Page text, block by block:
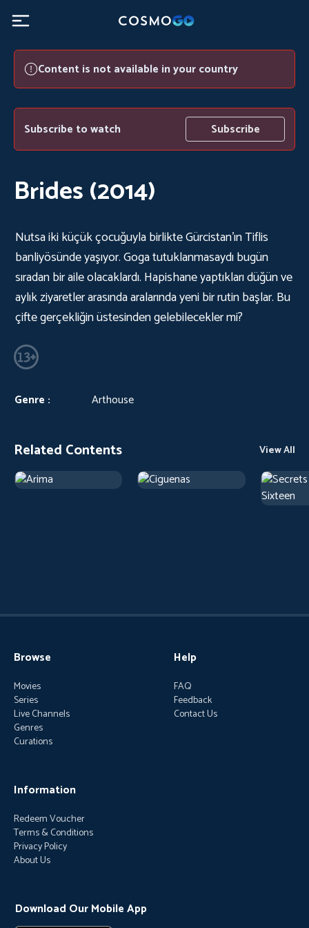
Content is not available in your country
Subscribe to watch Subscribe
Brides (2014)
Nutsa iki küçük çocuğuyla birlikte Gürcistan'ın Tiflis
banliyösünde yaşıyor. Goga tutuklanmasaydı bugün
sıradan bir aile olacaklardı. Hapishane yaptıkları düğün ve
aylık ziyaretler arasında aralarında yeni bir rutin başlar. Bu
çifte gerçekliğin üstesinden gelebilecekler mi?
Genre : Arthouse
Related Contents View All
Browse
Movies
Series
Live Channels
Genres
Curations
Help
FAQ
Feedback
Contact Us
Information
Redeem Voucher
Terms & Conditions
Privacy Policy
About Us
Download Our Mobile App